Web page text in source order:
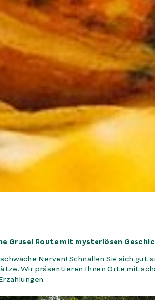
Grusel Route mit mysteriösen
Nerven! Schnallen Sie sich gut
Wir präsentieren Ihnen Orte mit